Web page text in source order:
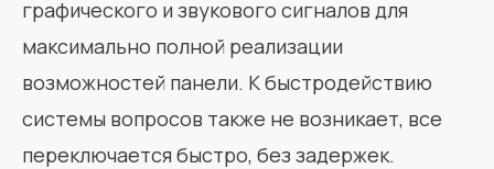
графического и звукового сигналов для
максимально полной реализации
возможностей панели. К быстродействию
системы вопросов также не возникает, все
переключается быстро, без задержек.